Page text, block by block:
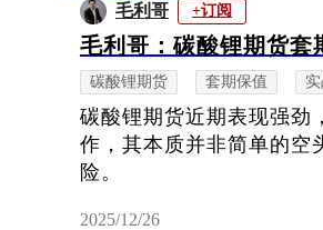
毛利哥 +订阅
毛利哥：碳酸锂期货套
碳酸锂期货 套期保值
碳酸锂期货近期表现强劲
作，其本质并非简单的空
险。
2025/12/26